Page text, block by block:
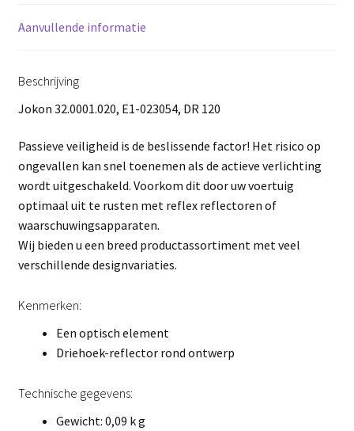
Aanvullende informatie
Beschrijving
Jokon 32.0001.020, E1-023054, DR 120
Passieve veiligheid is de beslissende factor! Het risico op
ongevallen kan snel toenemen als de actieve verlichting
wordt uitgeschakeld. Voorkom dit door uw voertuig
optimaal uit te rusten met reflex reflectoren of
waarschuwingsapparaten.
Wij bieden u een breed productassortiment met veel
verschillende designvariaties.
Kenmerken:
Een optisch element
Driehoek-reflector rond ontwerp
Technische gegevens:
Gewicht: 0,09 k g